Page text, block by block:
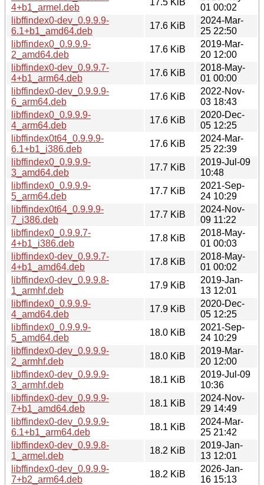
4+b1_armel.deb
01 00:02
libffindex0-dev_0.9.9.9-
6.1+b1_amd64.deb
17.6 KiB
2024-Mar-
25 22:50
libffindex0_0.9.9.9-
2_amd64.deb
17.6 KiB
2019-Mar-
20 12:00
libffindex0-dev_0.9.9.7-
4+b1_arm64.deb
17.6 KiB
2018-May-
01 00:00
libffindex0-dev_0.9.9.9-
6_arm64.deb
17.6 KiB
2022-Nov-
03 18:43
libffindex0_0.9.9.9-
4_arm64.deb
17.6 KiB
2020-Dec-
05 12:25
libffindex0t64_0.9.9.9-
6.1+b1_i386.deb
17.6 KiB
2024-Mar-
25 22:39
libffindex0_0.9.9.9-
3_amd64.deb
17.7 KiB
2019-Jul-09
10:48
libffindex0_0.9.9.9-
5_arm64.deb
17.7 KiB
2021-Sep-
24 10:29
libffindex0t64_0.9.9.9-
7_i386.deb
17.7 KiB
2024-Nov-
09 11:22
libffindex0_0.9.9.7-
4+b1_i386.deb
17.8 KiB
2018-May-
01 00:03
libffindex0-dev_0.9.9.7-
4+b1_amd64.deb
17.8 KiB
2018-May-
01 00:02
libffindex0-dev_0.9.9.8-
1_armhf.deb
17.9 KiB
2019-Jan-
13 12:01
libffindex0_0.9.9.9-
4_amd64.deb
17.9 KiB
2020-Dec-
05 12:25
libffindex0_0.9.9.9-
5_amd64.deb
18.0 KiB
2021-Sep-
24 10:29
libffindex0-dev_0.9.9.9-
2_armhf.deb
18.0 KiB
2019-Mar-
20 12:00
libffindex0-dev_0.9.9.9-
3_armhf.deb
18.1 KiB
2019-Jul-09
10:36
libffindex0-dev_0.9.9.9-
7+b1_amd64.deb
18.1 KiB
2024-Nov-
29 14:49
libffindex0-dev_0.9.9.9-
6.1+b1_arm64.deb
18.1 KiB
2024-Mar-
25 21:42
libffindex0-dev_0.9.9.8-
1_armel.deb
18.2 KiB
2019-Jan-
13 12:01
libffindex0-dev_0.9.9.9-
7+b2_arm64.deb
18.2 KiB
2026-Jan-
16 15:13